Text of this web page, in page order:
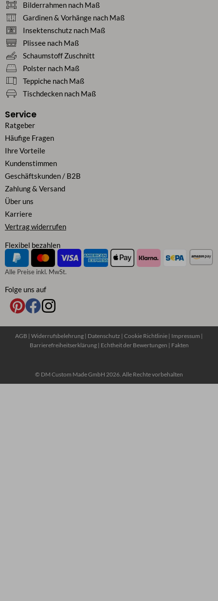
Bilderrahmen nach Maß
Gardinen & Vorhänge nach Maß
Insektenschutz nach Maß
Plissee nach Maß
Schaumstoff Zuschnitt
Polster nach Maß
Teppiche nach Maß
Tischdecken nach Maß
Service
Ratgeber
Häufige Fragen
Ihre Vorteile
Kundenstimmen
Geschäftskunden / B2B
Zahlung & Versand
Über uns
Karriere
Vertrag widerrufen
Flexibel bezahlen
Alle Preise inkl. MwSt.
Folge uns auf
© DM Custom Made GmbH 2026. Alle Rechte vorbehalten
AGB | Widerrufsbelehrung | Datenschutz | Cookie Richtlinie | Impressum |
Barrierefreiheitserklärung| Echtheit der Bewertungen | Fakten